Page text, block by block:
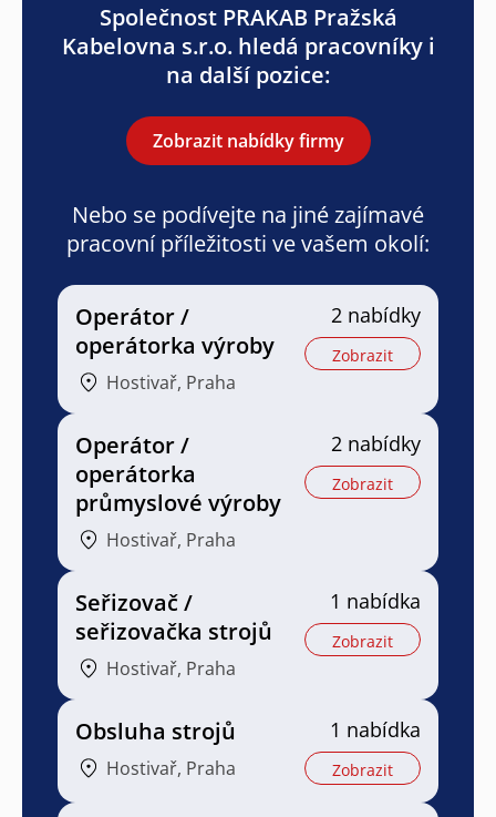
Společnost PRAKAB Pražská
Kabelovna s.r.o. hledá pracovníky i
na další pozice:
Zobrazit nabídky firmy
Nebo se podívejte na jiné zajímavé
pracovní příležitosti ve vašem okolí:
Operátor /
operátorka výroby
Hostivař, Praha
2 nabídky
Zobrazit
Operátor /
operátorka
průmyslové výroby
Hostivař, Praha
2 nabídky
Zobrazit
Seřizovač /
seřizovačka strojů
Hostivař, Praha
1 nabídka
Zobrazit
Obsluha strojů
Hostivař, Praha
1 nabídka
Zobrazit